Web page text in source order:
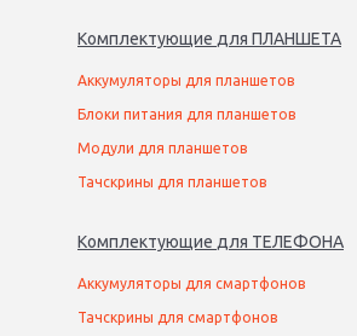
Комплектующие для ПЛАНШЕТА
Аккумуляторы для планшетов
Блоки питания для планшетов
Модули для планшетов
Тачскрины для планшетов
Комплектующие для ТЕЛЕФОНА
Аккумуляторы для смартфонов
Тачскрины для смартфонов